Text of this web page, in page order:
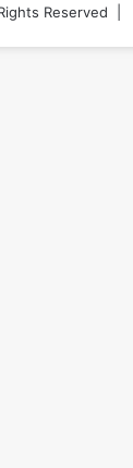
Reserved |